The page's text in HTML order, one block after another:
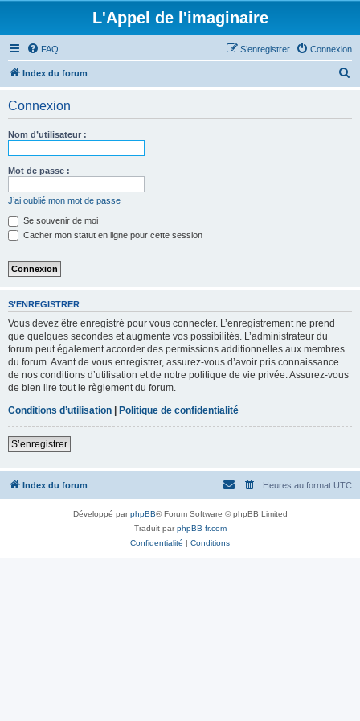
L'Appel de l'imaginaire
FAQ Connexion
S’enregistrer
Index du forum
Connexion
Nom d’utilisateur :
Mot de passe :
J’ai oublié mon mot de passe
Se souvenir de moi
Cacher mon statut en ligne pour cette session
S’ENREGISTRER
Vous devez être enregistré pour vous connecter. L’enregistrement ne prend
que quelques secondes et augmente vos possibilités. L’administrateur du
forum peut également accorder des permissions additionnelles aux membres
du forum. Avant de vous enregistrer, assurez-vous d’avoir pris connaissance
de nos conditions d’utilisation et de notre politique de vie privée. Assurez-vous
de bien lire tout le règlement du forum.
Conditions d’utilisation | Politique de confidentialité
S’enregistrer
Index du forum Heures au format UTC
Développé parphpBB® Forum Software © phpBB Limited
Traduit parphpBB-fr.com
Confidentialité | Conditions